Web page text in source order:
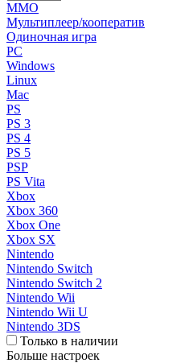
MMO
Мультиплеер/кооператив
Одиночная игра
PC
Windows
Linux
Mac
PS
PS 3
PS 4
PS 5
PSP
PS Vita
Xbox
Xbox 360
Xbox One
Xbox SX
Nintendo
Nintendo Switch
Nintendo Switch 2
Nintendo Wii
Nintendo Wii U
Nintendo 3DS
Только в наличии
Больше настроек